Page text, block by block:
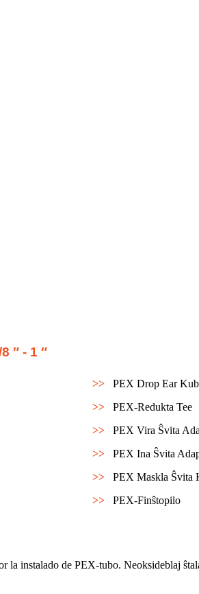
″ - 1 ″
>>
PEX Drop Ear
>>
PEX-Redukta Tee
>>
PEX Vira Ŝvita
>>
PEX Ina Ŝvita
>>
PEX Maskla Ŝvita
>>
PEX-Finŝtopilo
la instalado de PEX-tubo. Neoksideblaj